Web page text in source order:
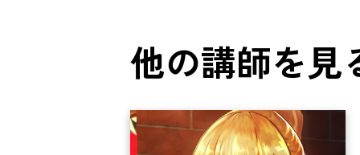
他の講師を見